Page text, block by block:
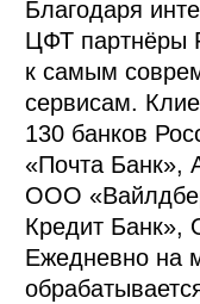
Благодаря
ЦФТ партнёры
к самым
сервисам.
130 банков
«Почта Банк»,
ООО
Кредит Банк»,
Ежедневно на